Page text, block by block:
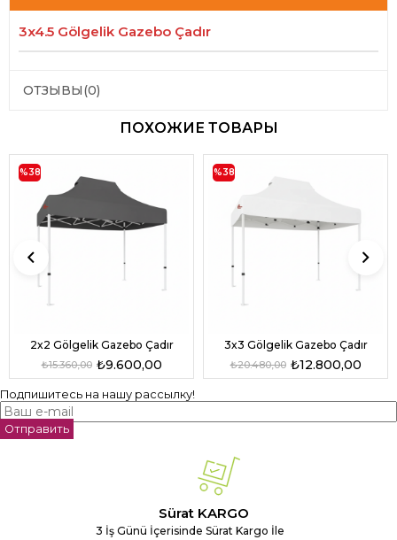
3x4.5 Gölgelik Gazebo Çadır
ОТЗЫВЫ(0)
ПОХОЖИЕ ТОВАРЫ
2x2 Gölgelik Gazebo Çadır
₺9.600,00
₺15.360,00
%38
3x3 Gölgelik Gazebo Çadır
₺12.800,00
₺20.480,00
%38
Подпишитесь на нашу рассылку!
Отправить
Sürat KARGO
3 İş Günü İçerisinde Sürat Kargo İle